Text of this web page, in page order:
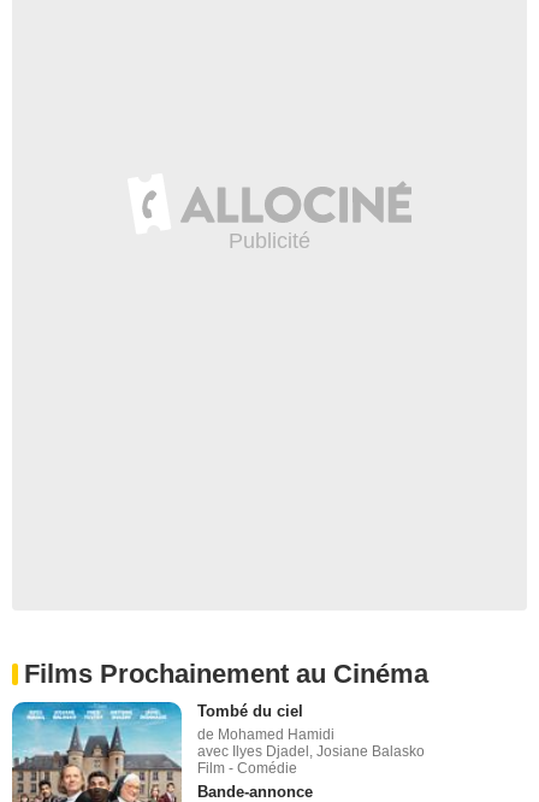
Films Prochainement au Cinéma
Tombé du ciel
de Mohamed Hamidi
avec Ilyes Djadel, Josiane Balasko
Film - Comédie
Bande-annonce